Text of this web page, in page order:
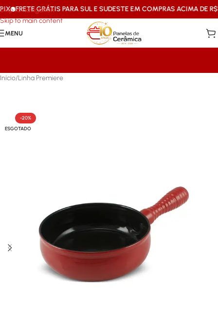
Skip to navigation
Skip to main content
FRETE GRÁTIS PARA SUL E SUDESTE EM COMPRAS ACIMA DE R$199
MENU
Início/Linha Premiere
-20%
ESGOTADO